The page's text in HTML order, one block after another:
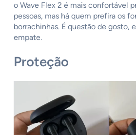
o Wave Flex 2 é mais confortável
pessoas, mas há quem prefira os
borrachinhas. É questão de gosto,
empate.
Proteção